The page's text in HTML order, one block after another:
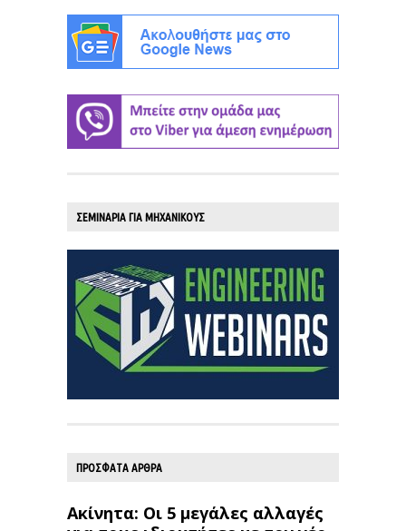
ΣΕΜΙΝΑΡΙΑ ΓΙΑ ΜΗΧΑΝΙΚΟΥΣ
ΠΡΟΣΦΑΤΑ ΑΡΘΡΑ
Ακίνητα: Οι 5 μεγάλες αλλαγές